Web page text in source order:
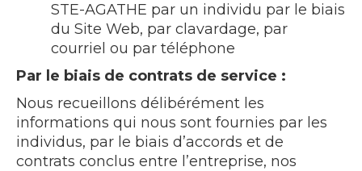
STE-AGATHE par un individu par le biais
du Site Web, par clavardage, par
courriel ou par téléphone
Par le biais de contrats de service :
Nous recueillons délibérément les
informations qui nous sont fournies par les
individus, par le biais d’accords et de
contrats conclus entre l’entreprise, nos